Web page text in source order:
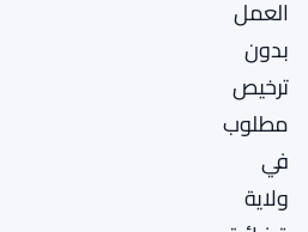
العمل
بدون
ترخيص
مطلوب
في
ولاية